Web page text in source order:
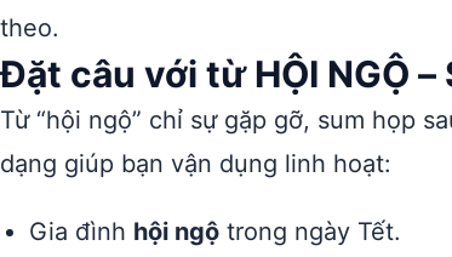
theo.
Đặt câu với từ HỘI NGỘ
Từ “hội ngộ” chỉ sự gặp gỡ, sum họp
dạng giúp bạn vận dụng linh hoạt:
Gia đình hội ngộ trong ngày Tết.